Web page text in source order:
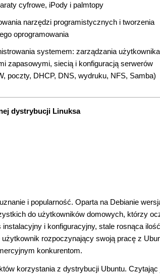
cyfrowe, iPody i palmtopy
narzędzi programistycznych i tworzenia
oprogramowania
systemem: zarządzania
zapasowymi, siecią i konfiguracją serwerów
poczty, DHCP, DNS, wydruku, NFS, Samba)
dystrybucji Linuksa
i popularność. Oparta na Debianie
do użytkowników domowych, którzy
instalacyjny i konfiguracyjny, stale rosnąca ilość
rozpoczynający swoją pracę z
konkurentom.
korzystania z dystrybucji Ubuntu. Czytając